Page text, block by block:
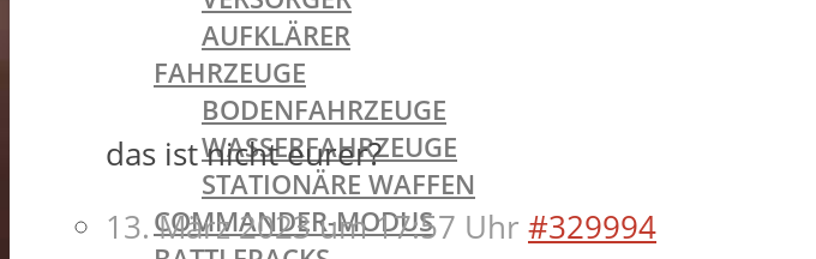
AUFKLÄRER
FAHRZEUGE
BODENFAHRZEUGE
WASSERFAHRZEUGE
STATIONÄRE WAFFEN
COMMANDER-MODUS
das ist nicht eurer?
13. März 2023 um 17:57 Uhr #329994